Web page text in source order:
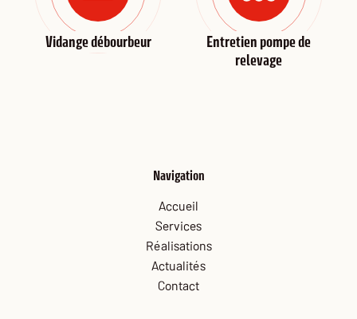
Vidange débourbeur
Entretien pompe de
relevage
Navigation
Accueil
Services
Réalisations
Actualités
Contact